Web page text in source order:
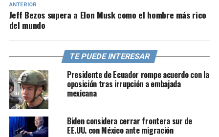
ANTERIOR
Jeff Bezos supera a Elon Musk como el hombre más rico
del mundo
TE PUEDE INTERESAR
Presidente de Ecuador rompe acuerdo con la
oposición tras irrupción a embajada
mexicana
Biden considera cerrar frontera sur de
EE.UU. con México ante migración